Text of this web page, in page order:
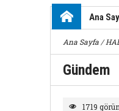
Ana
Ana Sayfa /
Gündem
1719